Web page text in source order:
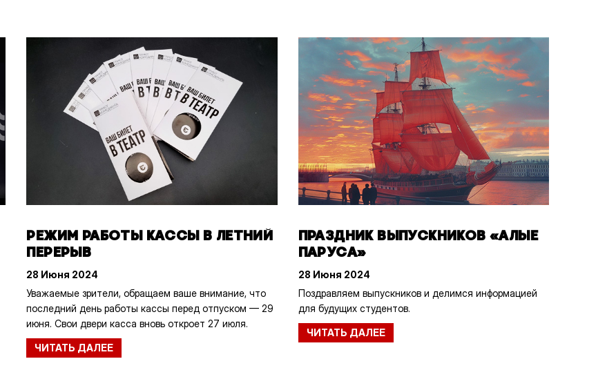
РЕЖИМ РАБОТЫ КАССЫ В ЛЕТНИЙ
ПЕРЕРЫВ
28 Июня 2024
Уважаемые зрители, обращаем ваше внимание, что
последний день работы кассы перед отпуском — 29
июня. Свои двери касса вновь откроет 27 июля.
ЧИТАТЬ ДАЛЕЕ
ПРАЗДНИК ВЫПУСКНИКОВ «АЛЫЕ
ПАРУСА»
28 Июня 2024
Поздравляем выпускников и делимся информацией
для будущих студентов.
ЧИТАТЬ ДАЛЕЕ